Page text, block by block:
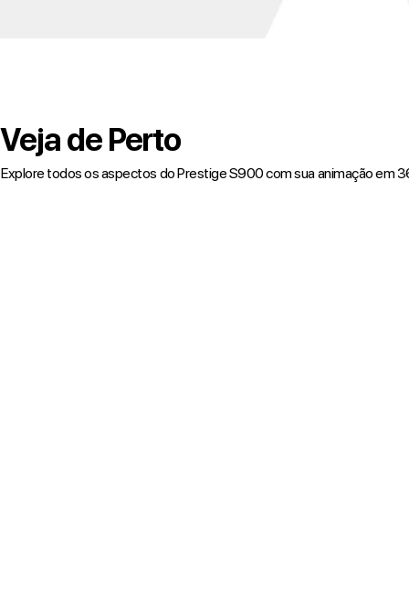
Veja de Perto
Explore todos os aspectos do Prestige S900 com sua animação em